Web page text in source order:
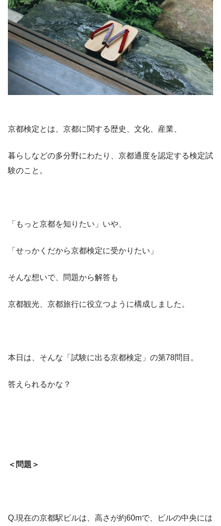
京都検定とは、京都に関する歴史、文化、産業、
暮らしなどの多分野にわたり、京都通度を認定する検定試
験のこと。
「もっと京都を知りたい」いや、
「せっかくだから京都検定に受かりたい」
そんな想いで、問題から解答も
京都観光、京都旅行に役立つように構成しました。
本日は、そんな「試験に出る京都検定」の第78問目。
答えられるかな？
＜問題＞
Q.現在の京都駅ビルは、高さが約60mで、ビルの中央には